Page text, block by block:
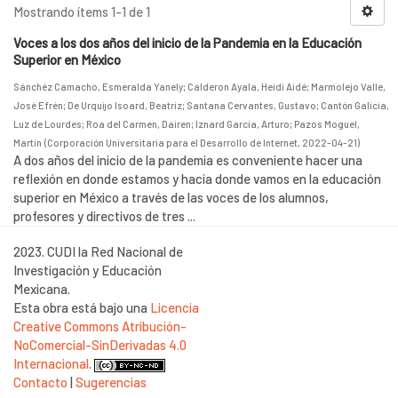
Mostrando ítems 1-1 de 1
Voces a los dos años del inicio de la Pandemia en la Educación
Superior en México
Sánchéz Camacho, Esmeralda Yanely; Calderon Ayala, Heidi Aidé; Marmolejo Valle,
José Efrén; De Urquijo Isoard, Beatriz; Santana Cervantes, Gustavo; Cantón Galicia,
Luz de Lourdes; Roa del Carmen, Dairen; Iznard García, Arturo; Pazos Moguel,
Martin (Corporación Universitaria para el Desarrollo de Internet, 2022-04-21)
A dos años del inicio de la pandemia es conveniente hacer una
reflexión en donde estamos y hacia donde vamos en la educación
superior en México a través de las voces de los alumnos,
profesores y directivos de tres ...
2023. CUDI la Red Nacional de
Investigación y Educación
Mexicana.
Esta obra está bajo una Licencia
Creative Commons Atribución-
NoComercial-SinDerivadas 4.0
Internacional.
Contacto |Sugerencias